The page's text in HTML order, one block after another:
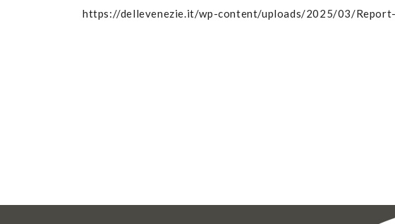
https://dellevenezie.it/wp-content/uploads/2025/03/